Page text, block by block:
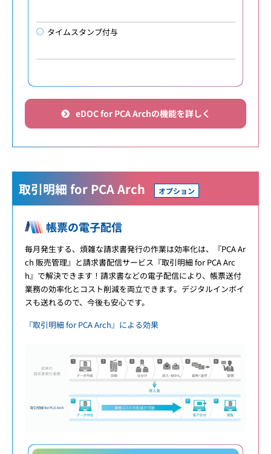
タイムスタンプ付与
eDOC for PCA Archの機能を詳しく
取引明細 for PCA Arch オプション
帳票の電子配信
毎月発生する、煩雑な請求書発行の作業は効率化は、『PCA Ar
ch 販売管理』と請求書配信サービス『取引明細 for PCA Arc
h』で解決できます！請求書などの電子配信により、帳票送付
業務の効率化とコスト削減を両立できます。デジタルインボイ
スも送れるので、今後も安心です。
『取引明細 for PCA Arch』による効果